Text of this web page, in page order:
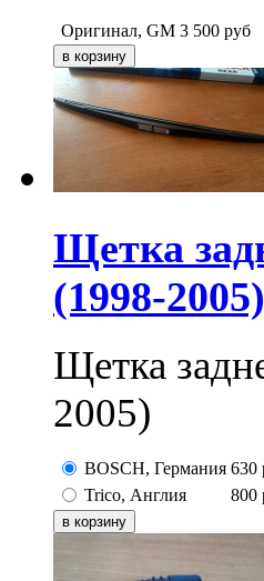
Оригинал, GM 3 500 руб
Щетка
(1998-2005)
Щетка
2005)
BOSCH, Германия 630
Trico, Англия
800